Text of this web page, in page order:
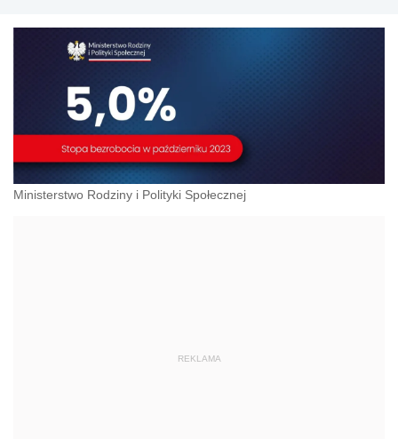
Ministerstwo Rodziny i Polityki Społecznej